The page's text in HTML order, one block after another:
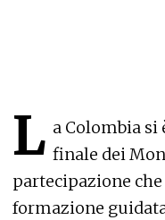
L a Colombia si
finale dei
partecipazione che
formazione